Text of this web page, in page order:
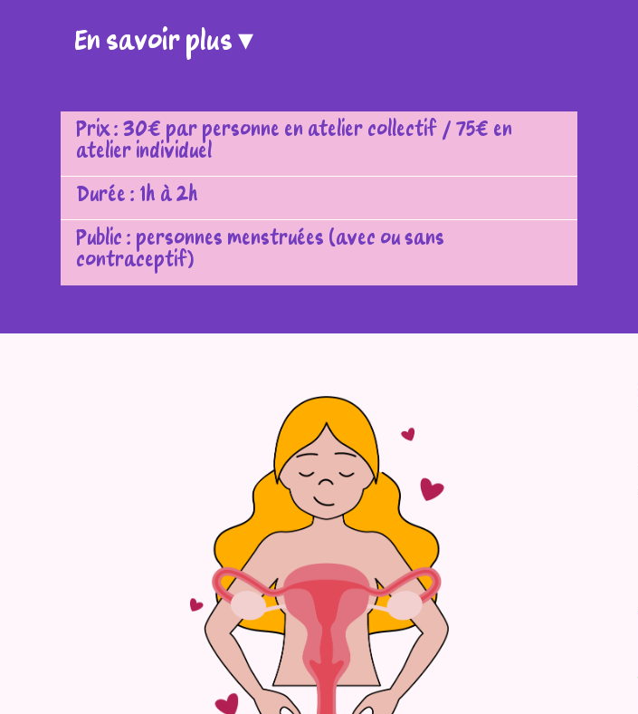
En savoir plus ▾
Prix : 30€ par personne en atelier collectif / 75€ en
atelier individuel
Durée : 1h à 2h
Public : personnes menstruées (avec ou sans
contraceptif)